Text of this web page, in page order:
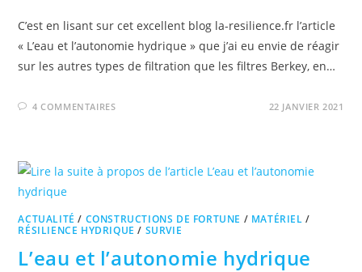
C’est en lisant sur cet excellent blog la-resilience.fr l’article
« L’eau et l’autonomie hydrique » que j’ai eu envie de réagir
sur les autres types de filtration que les filtres Berkey, en…
4 COMMENTAIRES 22 JANVIER 2021
ACTUALITÉ / CONSTRUCTIONS DE FORTUNE / MATÉRIEL /
RÉSILIENCE HYDRIQUE / SURVIE
L’eau et l’autonomie hydrique